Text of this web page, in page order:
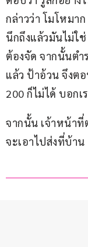
กล่าวว่า โมโหมา
นึกถึงแล้วมันไม่ใ
ต้องจัด จากนั้นตำ
แล้ว ป้าอ้วน จึงต
200 ก็ไม่ได้ บอกเ
จากนั้น เจ้าหน้าที่
จะเอาไปส่งที่บ้าน